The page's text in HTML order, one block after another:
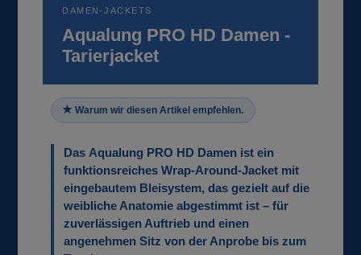
DAMEN-JACKETS
Aqualung PRO HD Damen -
Tarierjacket
Warum wir diesen Artikel empfehlen.
Das Aqualung PRO HD Damen ist ein
funktionsreiches Wrap-Around-Jacket mit
eingebautem Bleisystem, das gezielt auf die
weibliche Anatomie abgestimmt ist – für
zuverlässigen Auftrieb und einen
angenehmen Sitz von der Anprobe bis zum